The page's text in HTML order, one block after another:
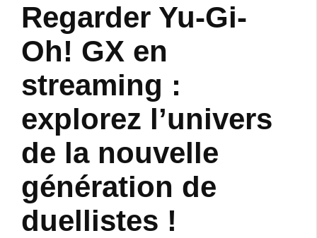
Regarder Yu-Gi-
Oh! GX en
streaming :
explorez l’univers
de la nouvelle
génération de
duellistes !